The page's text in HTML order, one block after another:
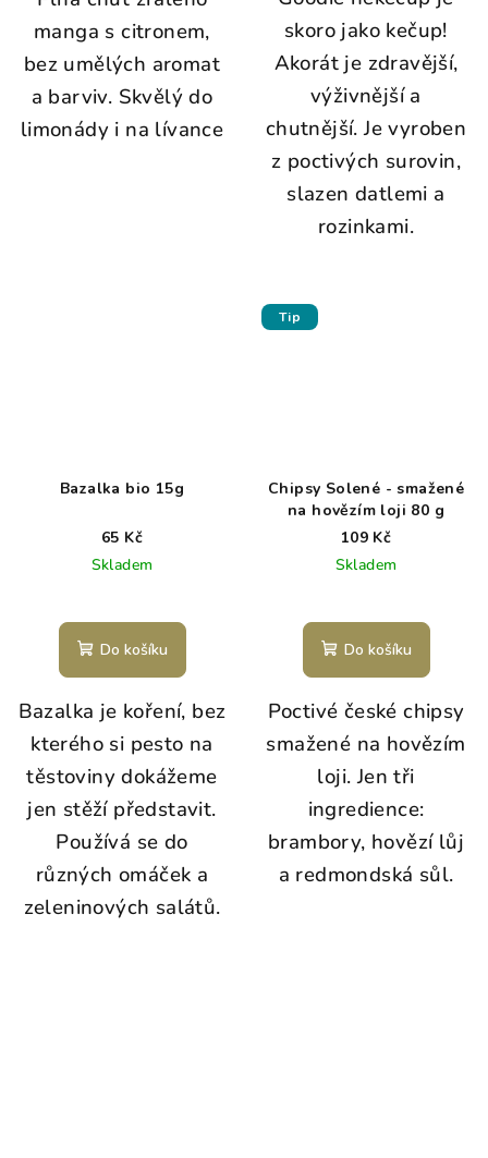
manga s citronem,
bez umělých aromat
a barviv. Skvělý do
limonády i na lívance
skoro jako kečup!
Akorát je zdravější,
výživnější a
chutnější. Je vyroben
z poctivých surovin,
slazen datlemi a
rozinkami.
Bazalka bio 15g
65 Kč
Skladem
Do košíku
Bazalka je koření, bez
kterého si pesto na
těstoviny dokážeme
jen stěží představit.
Používá se do
různých omáček a
zeleninových salátů.
Tip
Chipsy Solené - smažené
na hovězím loji 80 g
109 Kč
Skladem
Do košíku
Poctivé české chipsy
smažené na hovězím
loji. Jen tři
ingredience:
brambory, hovězí lůj
a redmondská sůl.